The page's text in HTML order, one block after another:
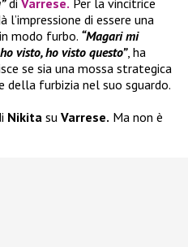
di essere una
modo furbo. “Magari mi
visto, ho visto questo”, ha
se sia una mossa strategica
della furbizia nel suo sguardo.
Nikita su Varrese. Ma non è